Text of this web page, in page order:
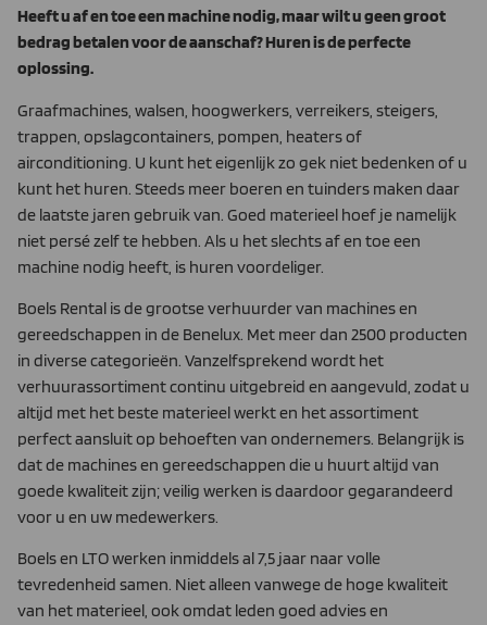
Heeft u af en toe een machine nodig, maar wilt u geen groot
bedrag betalen voor de aanschaf? Huren is de perfecte
oplossing.
Graafmachines, walsen, hoogwerkers, verreikers, steigers,
trappen, opslagcontainers, pompen, heaters of
airconditioning. U kunt het eigenlijk zo gek niet bedenken of u
kunt het huren. Steeds meer boeren en tuinders maken daar
de laatste jaren gebruik van. Goed materieel hoef je namelijk
niet persé zelf te hebben. Als u het slechts af en toe een
machine nodig heeft, is huren voordeliger.
Boels Rental is de grootse verhuurder van machines en
gereedschappen in de Benelux. Met meer dan 2500 producten
in diverse categorieën. Vanzelfsprekend wordt het
verhuurassortiment continu uitgebreid en aangevuld, zodat u
altijd met het beste materieel werkt en het assortiment
perfect aansluit op behoeften van ondernemers. Belangrijk is
dat de machines en gereedschappen die u huurt altijd van
goede kwaliteit zijn; veilig werken is daardoor gegarandeerd
voor u en uw medewerkers.
Boels en LTO werken inmiddels al 7,5 jaar naar volle
tevredenheid samen. Niet alleen vanwege de hoge kwaliteit
van het materieel, ook omdat leden goed advies en